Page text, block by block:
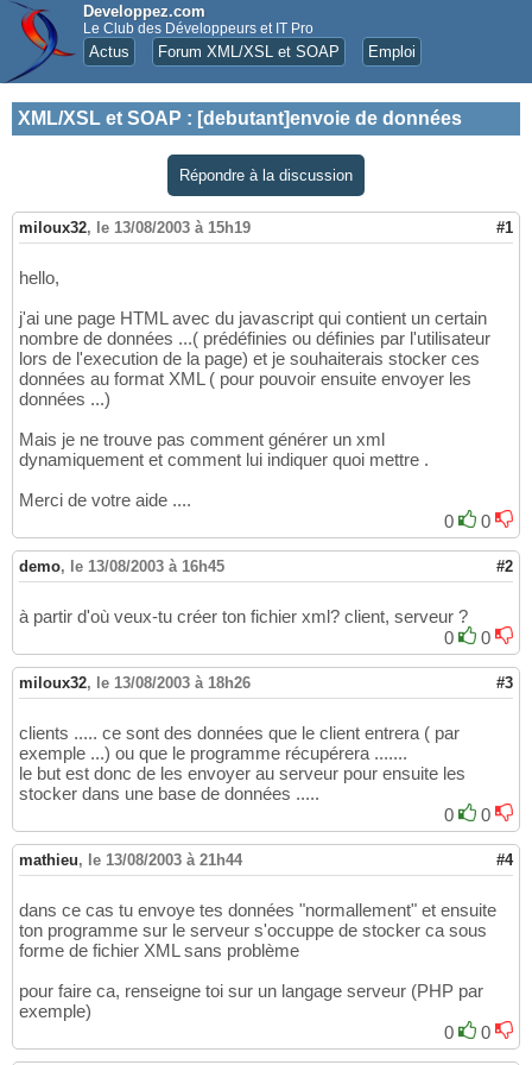
Developpez.com
Le Club des Développeurs et IT Pro
Actus Forum XML/XSL et SOAP Emploi
XML/XSL et SOAP : [debutant]envoie de données
Répondre à la discussion
miloux32, le 13/08/2003 à 15h19 #1
hello,
j'ai une page HTML avec du javascript qui contient un certain
nombre de données ...( prédéfinies ou définies par l'utilisateur
lors de l'execution de la page) et je souhaiterais stocker ces
données au format XML ( pour pouvoir ensuite envoyer les
données ...)
Mais je ne trouve pas comment générer un xml
dynamiquement et comment lui indiquer quoi mettre .
Merci de votre aide ....
0
0
demo, le 13/08/2003 à 16h45 #2
à partir d'où veux-tu créer ton fichier xml? client, serveur ?
0
0
miloux32, le 13/08/2003 à 18h26 #3
clients ..... ce sont des données que le client entrera ( par
exemple ...) ou que le programme récupérera .......
le but est donc de les envoyer au serveur pour ensuite les
stocker dans une base de données .....
0
0
mathieu, le 13/08/2003 à 21h44 #4
dans ce cas tu envoye tes données "normallement" et ensuite
ton programme sur le serveur s'occuppe de stocker ca sous
forme de fichier XML sans problème
pour faire ca, renseigne toi sur un langage serveur (PHP par
exemple)
0
0